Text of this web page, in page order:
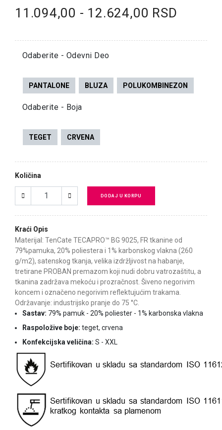
11.094,00 - 12.624,00 RSD
Odaberite - Odevni Deo
PANTALONE BLUZA POLUKOMBINEZON
Odaberite - Boja
TEGET CRVENA
Količina
DODAJ U KORPU
Kraći Opis
Materijal: TenCate TECAPRO™ BG 9025, FR tkanine od
79%pamuka, 20% poliestera i 1% karbonskog vlakna (260
g/m2), satenskog tkanja, velika izdržljivost na habanje,
tretirane PROBAN premazom koji nudi dobru vatrozaštitu, a
tkanina zadržava mekoću i prozračnost. Šiveno negorivim
koncem i označeno negorivim reflektujućim trakama.
Održavanje: industrijsko pranje do 75 °C.
Sastav: 79% pamuk - 20% poliester - 1% karbonska vlakna
Raspoložive boje: teget, crvena
Konfekcijska veličina: S - XXL